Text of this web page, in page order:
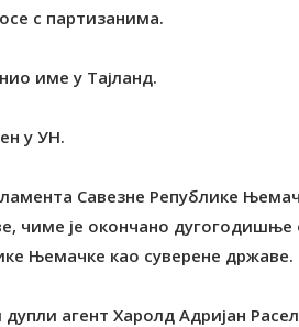
с партизанима.
име у Тајланд.
у УН.
Савезне Републике
чиме је окончано
Њемачке као суверене државе.
агент Харолд Адријан